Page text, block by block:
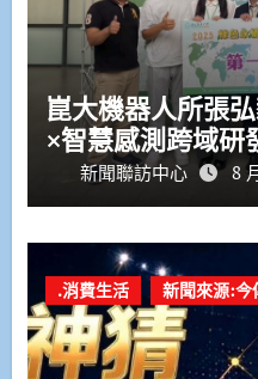
崑大機器人所張
×智慧感測跨域研
新聞聯訪中心 8
.消費生活 新聞來源:今